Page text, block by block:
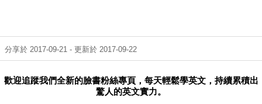
分享於 2017-09-21 - 更新於 2017-09-22
歡迎追蹤我們全新的臉書粉絲專頁，每天輕鬆學英文，持續累積出
驚人的英文實力。